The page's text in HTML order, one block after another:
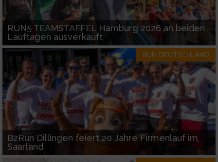
RUN5 TEAMSTAFFEL Hamburg 2026 an beiden
Lauftagen ausverkauft
RUN-DEUTSCHLAND
B2Run Dillingen feiert 20 Jahre Firmenlauf im
Saarland
Funktional
Werbung